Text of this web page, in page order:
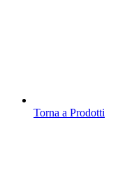
Torna a Prodotti